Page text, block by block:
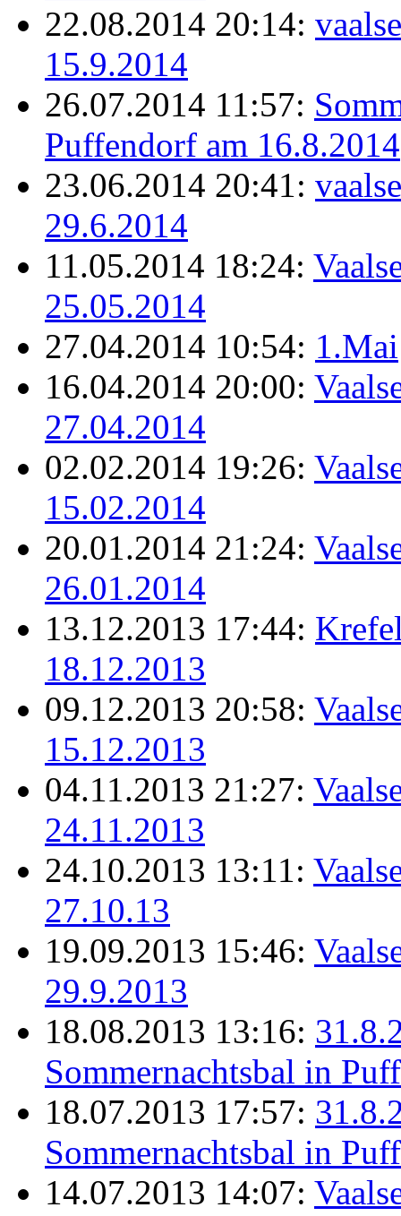
22.08.2014 20:14:
15.9.2014
26.07.2014 11:57:
Puffendorf am 16.8.2014
23.06.2014 20:41:
29.6.2014
11.05.2014 18:24:
25.05.2014
27.04.2014 10:54: 1.Mai
16.04.2014 20:00:
27.04.2014
02.02.2014 19:26:
15.02.2014
20.01.2014 21:24:
26.01.2014
13.12.2013 17:44:
18.12.2013
09.12.2013 20:58:
15.12.2013
04.11.2013 21:27:
24.11.2013
24.10.2013 13:11:
27.10.13
19.09.2013 15:46:
29.9.2013
18.08.2013 13:16:
Sommernachtsbal in
18.07.2013 17:57:
Sommernachtsbal in
14.07.2013 14:07: